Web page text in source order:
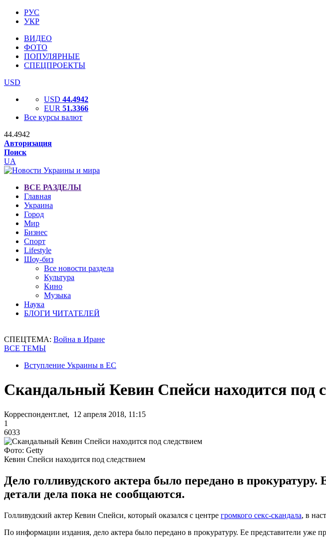
РУС
УКР
ВИДЕО
ФОТО
ПОПУЛЯРНЫЕ
СПЕЦПРОЕКТЫ
USD
USD 44.4942
EUR 51.3366
Все курсы валют
44.4942
Авторизация
Поиск
UA
ВСЕ РАЗДЕЛЫ
Главная
Украина
Город
Мир
Бизнес
Спорт
Lifestyle
Шоу-биз
Все новости раздела
Культура
Кино
Музыка
Наука
БЛОГИ ЧИТАТЕЛЕЙ
СПЕЦТЕМА: Война в Иране
ВСЕ ТЕМЫ
Вступление Украины в ЕС
Скандальный Кевин Спейси находится под
Корреспондент.net, 12 апреля 2018, 11:15
1
6033
Фото: Getty
Кевин Спейси находится под следствием
Дело голливудского актера было передано в
детали дела пока не сообщаются.
Голливудский актер Кевин Спейси, который оказался с центре громкого секс-скандала, в
По информации издания, дело актера было передано в прокуратуру. Ее представители уже